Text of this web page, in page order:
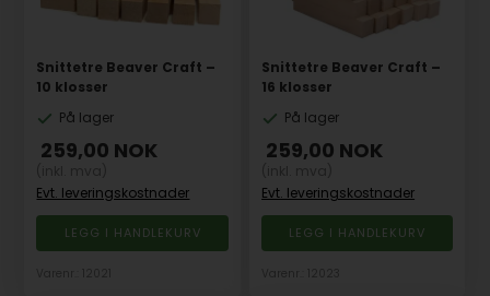
Snittetre Beaver Craft –
10 klosser
På lager
259,00 NOK
Evt. leveringskostnader
Snittetre Beaver Craft –
16 klosser
På lager
259,00 NOK
Evt. leveringskostnader